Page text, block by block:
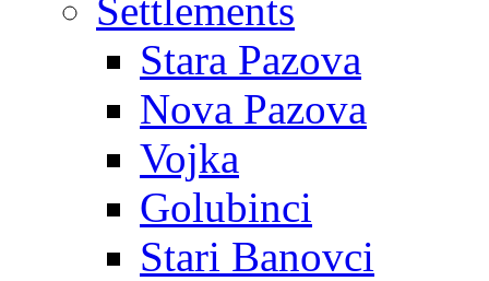
Settlements
Stara Pazova
Nova Pazova
Vojka
Golubinci
Stari Banovci